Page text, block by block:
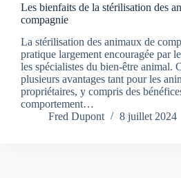
Les bienfaits de la stérilisation des
compagnie
La stérilisation des animaux de
pratique largement encouragée par
les spécialistes du bien-être animal.
plusieurs avantages tant pour les
propriétaires, y compris des
comportement…
Fred Dupont
8 juillet 2024